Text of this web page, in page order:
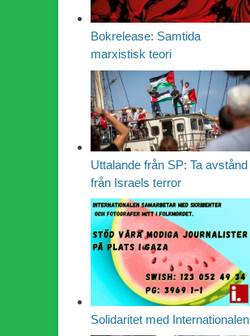
Bokrelease: Samtida
marxistisk teori
Uttalande från SP: Ta avstånd
från Israels terror
Solidaritet med Internationalen